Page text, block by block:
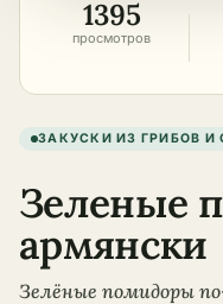
1395
просмотров
ЗАКУСКИ ИЗ ГРИБОВ И
Зеленые
армянски
Зелёные помидоры